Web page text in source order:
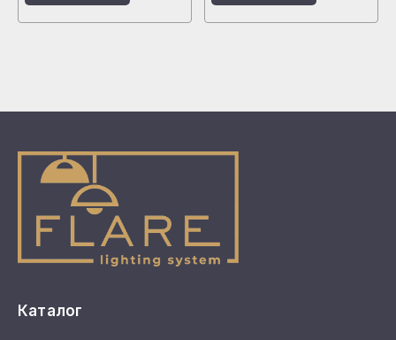
Каталог